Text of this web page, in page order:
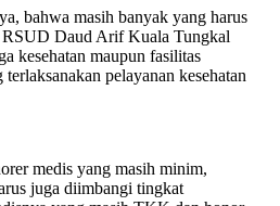
bahwa masih banyak yang harus
RSUD Daud Arif Kuala Tungkal
kesehatan maupun fasilitas
pelayanan kesehatan
medis yang masih minim,
juga diimbangi tingkat